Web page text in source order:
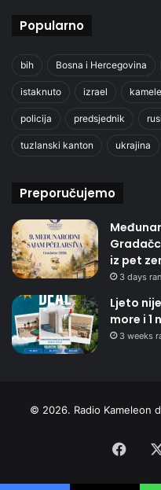
Popularno
bih Bosna i Hercegovina
istaknuto izrael
policija predsjednik
tuzlanski kanton ukrajina
Preporučujemo
iz pet
3 days
Ljeto
more i 1
3 weeks
© 2026. Radio Kameleon